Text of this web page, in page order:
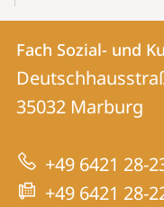
Kontakt
und
Informationen
zur
Website
Fach
Sozial-
Fach Sozial- und
35032 Marburg
+49 6421 28-
+49 6421 28-